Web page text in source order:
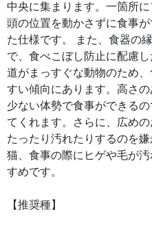
中央に集まります。一箇所
頭の位置を動かさずに食事
た仕様です。 また、食器の
で、食べこぼし防止に配慮
道がまっすぐな動物のため
すい傾向にあります。高さ
少ない体勢で食事ができる
てくれます。さらに、広め
たったり汚れたりするのを
猫、食事の際にヒゲや毛が
すめです。
【推奨種】